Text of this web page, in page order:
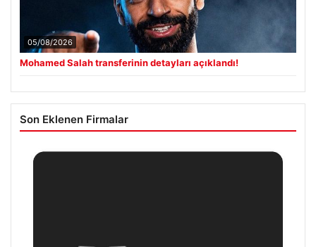
05/08/2026
Mohamed Salah transferinin detayları açıklandı!
Son Eklenen Firmalar